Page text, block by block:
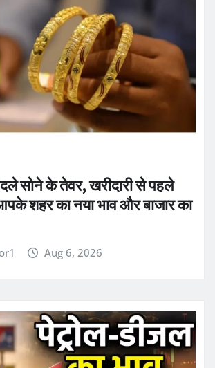
सोने के तेवर, खरीदारी से पहले
शहर का नया भाव और बाजार का
Aug 6, 2026